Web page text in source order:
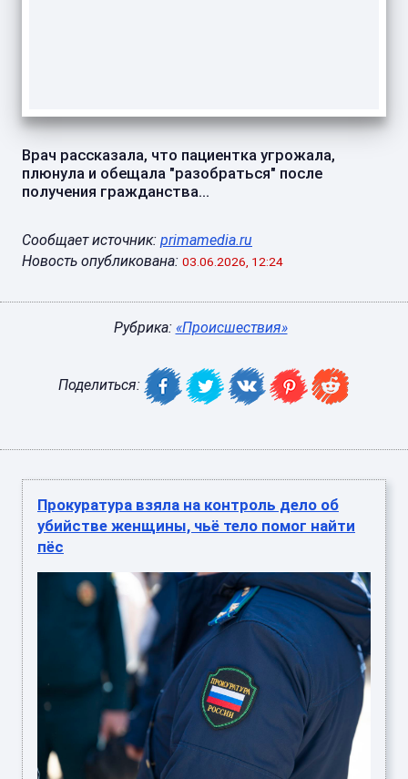
Врач рассказала, что пациентка угрожала,
плюнула и обещала "разобраться" после
получения гражданства...
Сообщает источник: primamedia.ru
Новость опубликована: 03.06.2026, 12:24
Рубрика: «Происшествия»
Поделиться:
Прокуратура взяла на контроль дело об
убийстве женщины, чьё тело помог найти
пёс